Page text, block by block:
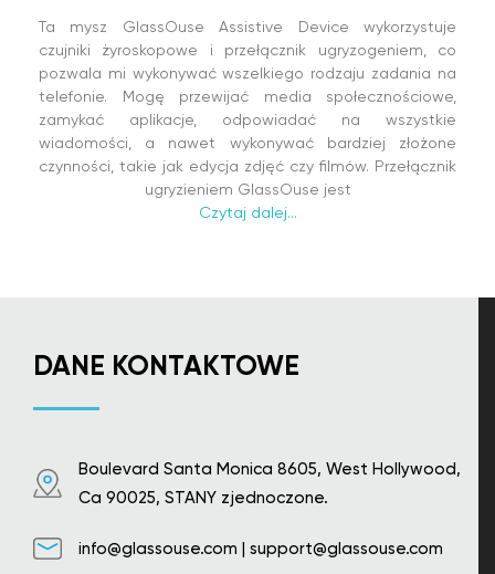
Ta mysz GlassOuse Assistive Device wykorzystuje
czujniki żyroskopowe i przełącznik ugryzogeniem, co
pozwala mi wykonywać wszelkiego rodzaju zadania na
telefonie. Mogę przewijać media społecznościowe,
zamykać aplikacje, odpowiadać na wszystkie
wiadomości, a nawet wykonywać bardziej złożone
czynności, takie jak edycja zdjęć czy filmów. Przełącznik
ugryzieniem GlassOuse jest
Czytaj dalej...
DANE KONTAKTOWE
Boulevard Santa Monica 8605, West Hollywood,
Ca 90025, STANY zjednoczone.
info@glassouse.com | support@glassouse.com